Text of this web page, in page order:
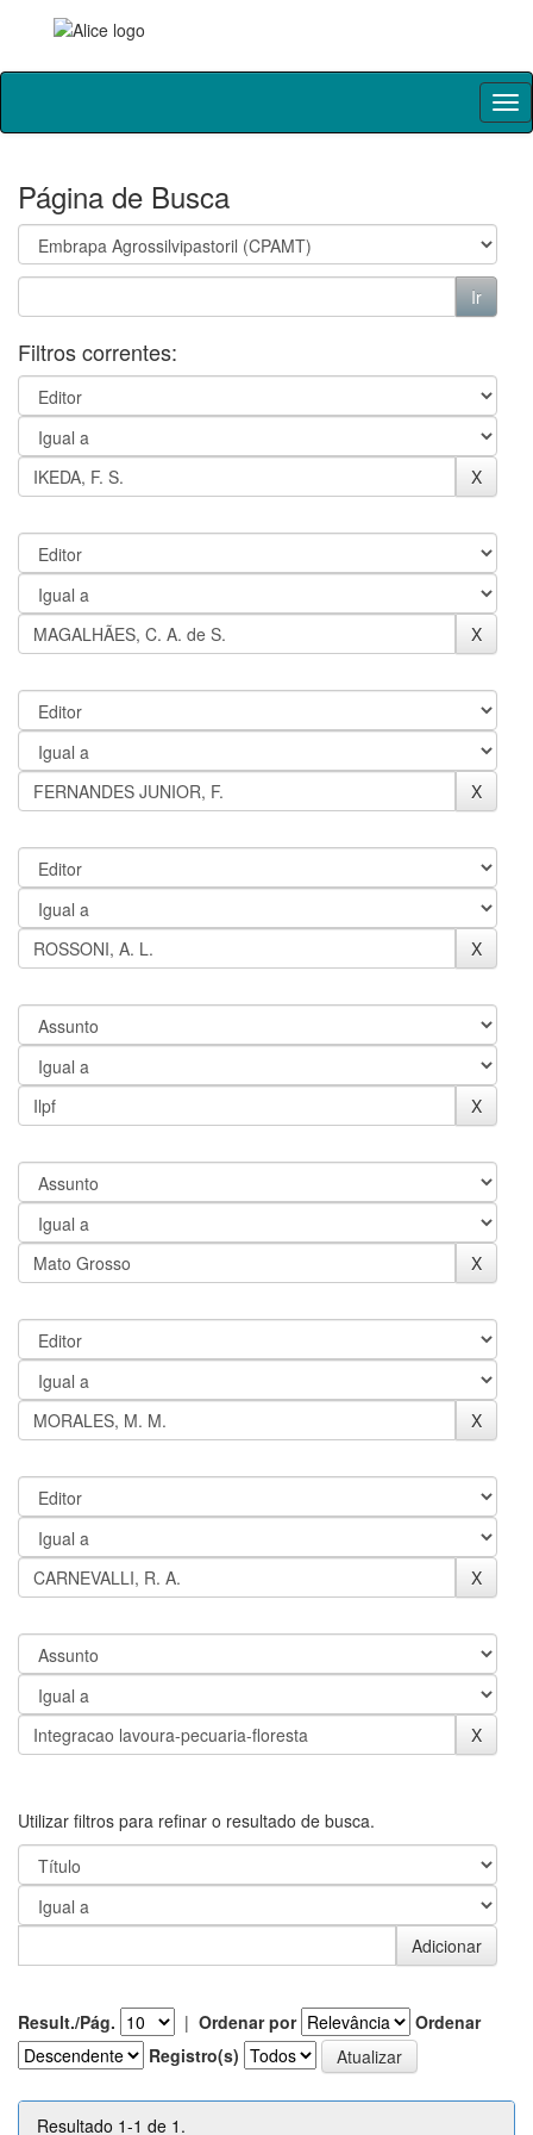
Skip
Página de Busca
Filtros correntes:
Utilizar filtros para refinar o resultado de busca.
Result./Pág. | Ordenar por
Ordenar
Registro(s)
Resultado 1-1 de 1.